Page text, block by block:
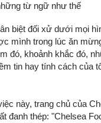
từ ngữ như thế
biệt đối xử dưới mọi
mình trong lúc ăn
đó, khoảnh khắc đó,
tin hay tính cách của
này, trang chủ của
đanh thép: "Chelsea